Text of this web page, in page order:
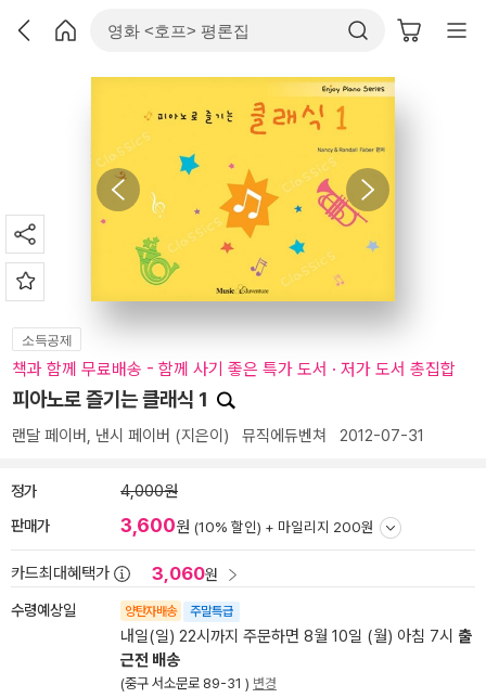
소득공제
책과 함께 무료배송 - 함께 사기 좋은 특가 도서 · 저가 도서 총집합
피아노로 즐기는 클래식 1
랜달 페이버, 낸시 페이버 (지은이) 뮤직에듀벤쳐 2012-07-31
정가 4,000원
판매가 3,600원 (10% 할인) + 마일리지 200원
카드최대혜택가 3,060원
수령예상일 양탄자배송 주말특급
내일(일) 22시까지 주문하면 8월 10일 (월) 아침 7시 출
근전 배송
(중구 서소문로 89-31 ) 변경